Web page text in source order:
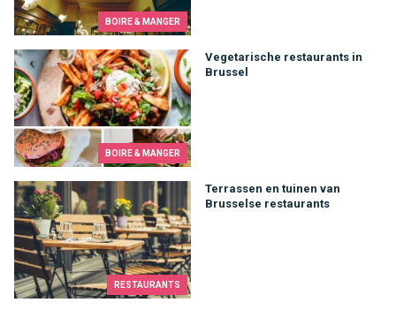
BOIRE & MANGER
BOIRE & MANGER
Vegetarische restaurants in
Brussel
Vegetarische restaurants in Brussel
RESTAURANTS
Terrassen en tuinen van
Brusselse restaurants
Terrassen en tuinen van Brusselse restaurants